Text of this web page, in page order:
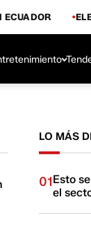
ECUADOR
LO MÁS
01Esto
el